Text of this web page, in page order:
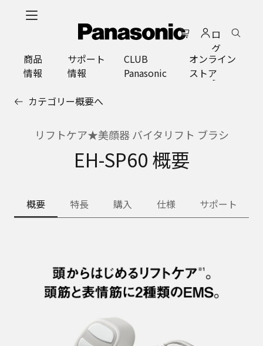
ロ
グ
イ
ン
商品
情報
サポート
情報
CLUB
Panasonic
オンライン
ストア
カテゴリー概要へ
リフトケア★美顔器 バイタリフト ブラシ
EH-SP60 概要
概要 特長 購入 仕様 サポート